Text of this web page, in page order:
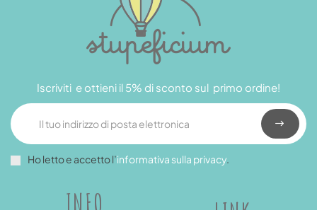
INFO
Iscriviti e ottieni il 5% di sconto sul primo ordine!
Ho letto e accetto l’informativa sulla privacy.